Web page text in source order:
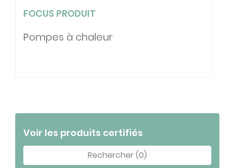
FOCUS PRODUIT
Pompes à chaleur
Voir les produits certifiés
Rechercher (0)